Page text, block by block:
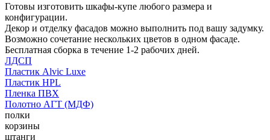
Готовы изготовить шкафы-купе любого размера и
конфигурации.
Декор и отделку фасадов можно выполнить под вашу задумку.
Возможно сочетание нескольких цветов в одном фасаде.
Бесплатная сборка в течение 1-2 рабочих дней.
ЛДСП
Пластик Alvic Luxe
Пластик HPL
Пленка ПВХ
Полотно АГТ (МДФ)
полки
корзины
штанги